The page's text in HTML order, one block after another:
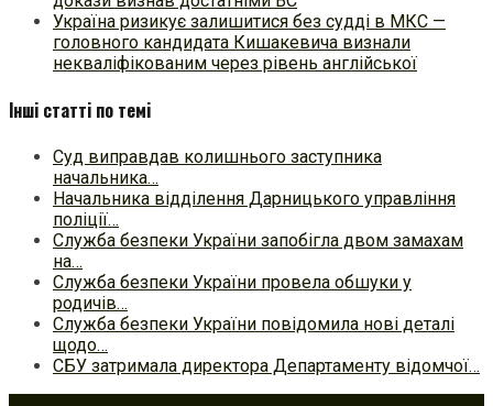
Україна ризикує залишитися без судді в МКС —
головного кандидата Кишакевича визнали
некваліфікованим через рівень англійської
Інші статті по темі
Суд виправдав колишнього заступника
начальника…
Начальника відділення Дарницького управління
поліції…
Служба безпеки України запобігла двом замахам
на…
Служба безпеки України провела обшуки у
родичів…
Служба безпеки України повідомила нові деталі
щодо…
СБУ затримала директора Департаменту відомчої…